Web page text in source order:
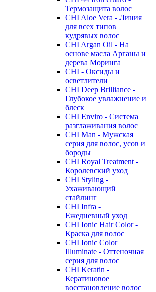
Термозащита волос
CHI Aloe Vera - Линия
для всех типов
кудрявых волос
CHI Argan Oil - На
основе масла Арганы и
дерева Моринга
CHI - Оксиды и
осветлители
CHI Deep Brilliance -
Глубокое увлажнение и
блеск
CHI Enviro - Система
разглаживания волос
CHI Man - Мужская
серия для волос, усов и
бороды
CHI Royal Treatment -
Королевский уход
CHI Styling -
Ухаживающий
стайлинг
CHI Infra -
Ежедневный уход
CHI Ionic Hair Color -
Краска для волос
CHI Ionic Color
Illuminate - Оттеночная
серия для волос
CHI Keratin -
Кератиновое
восстановление волос